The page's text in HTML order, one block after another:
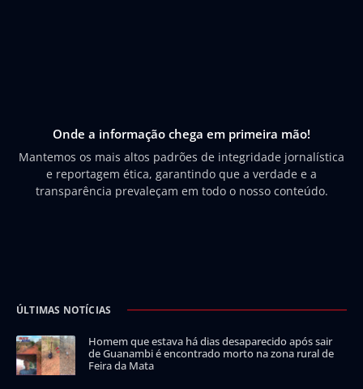
Onde a informação chega em primeira mão!
Mantemos os mais altos padrões de integridade jornalística
e reportagem ética, garantindo que a verdade e a
transparência prevaleçam em todo o nosso conteúdo.
ÚLTIMAS NOTÍCIAS
Homem que estava há dias desaparecido após sair
de Guanambi é encontrado morto na zona rural de
Feira da Mata